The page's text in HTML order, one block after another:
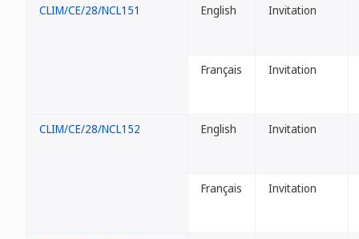
CLIM/CE/28/NCL151 English Invitation
Français Invitation
CLIM/CE/28/NCL152 English Invitation
Français Invitation